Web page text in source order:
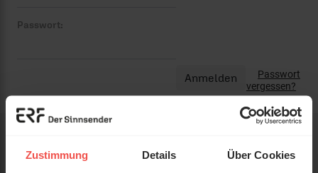
Zustimmung Details Über Cookies
Passwort:
Passwort
vergessen?